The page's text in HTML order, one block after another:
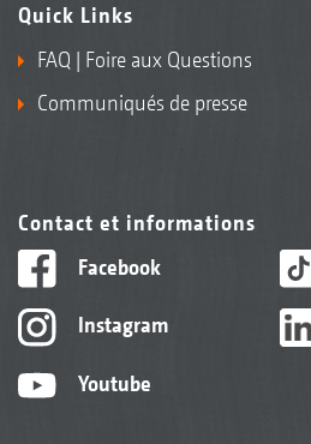
Quick Links
FAQ | Foire aux Questions
Communiqués de presse
Contact et informations
Facebook
Instagram
Youtube